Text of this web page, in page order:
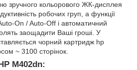
зручного кольорового ЖК-дисплея
робочих груп, а функції
On / Auto-Off і автоматичний
заощадити Ваші гроші. У
чорний картридж hp
~ 3100 сторінок.
M402dn: